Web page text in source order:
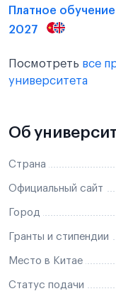
Платное
2027
Посмотреть все
университета
Об
Страна
Официальный сайт
Город
Гранты и стипендии
Место в Китае
Статус подачи